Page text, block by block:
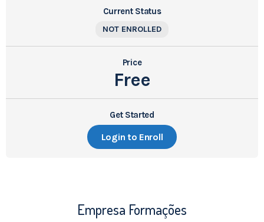
Current Status
NOT ENROLLED
Price
Free
Get Started
Login to Enroll
Empresa Formações